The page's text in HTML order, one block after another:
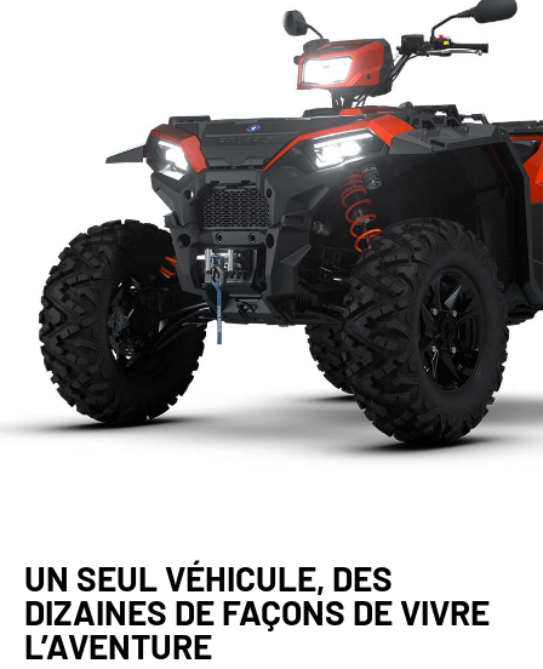
UN SEUL VÉHICULE, DES
DIZAINES DE FAÇONS DE VIVRE
L’AVENTURE